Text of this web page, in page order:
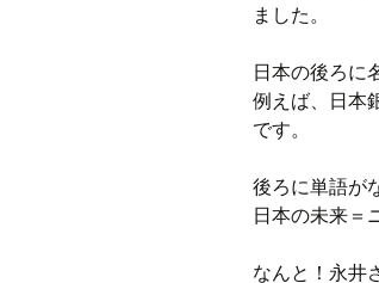
ました。
日本の後ろに
例えば、日本
です。
後ろに単語が
日本の未来＝
なんと！永井